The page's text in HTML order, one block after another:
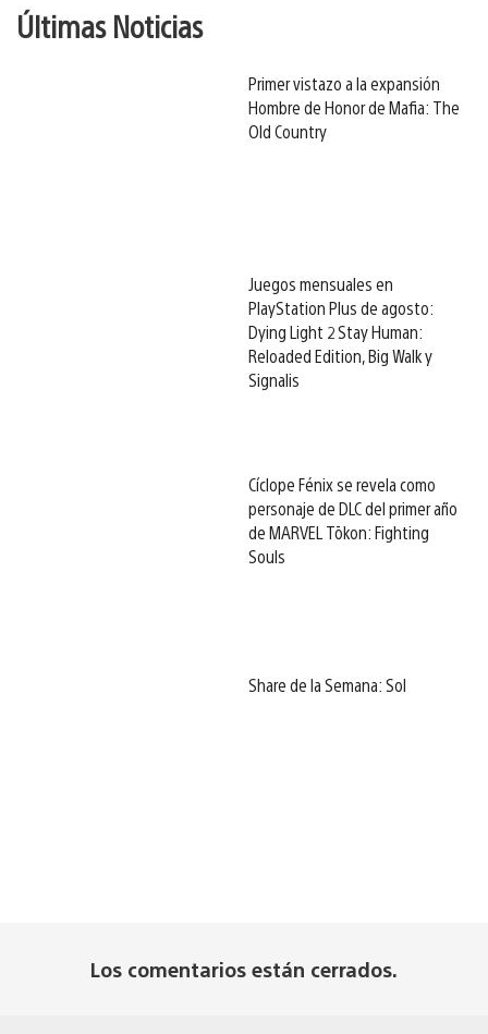
Últimas Noticias
Primer vistazo a la expansión
Hombre de Honor de Mafia: The
Old Country
Juegos mensuales en
PlayStation Plus de agosto:
Dying Light 2 Stay Human:
Reloaded Edition, Big Walk y
Signalis
Cíclope Fénix se revela como
personaje de DLC del primer año
de MARVEL Tōkon: Fighting
Souls
Share de la Semana: Sol
Los comentarios están cerrados.